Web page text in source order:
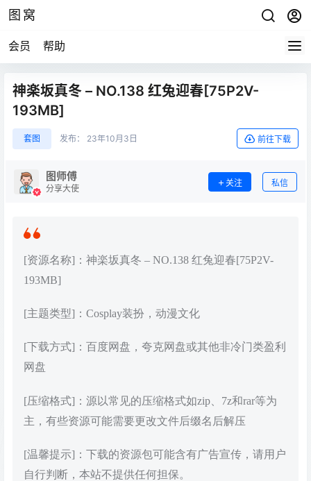
图窝
会员 帮助
神楽坂真冬 – NO.138 红兔迎春[75P2V-
193MB]
套图 发布： 23年10月3日 前往下载
图师傅
分享大使
关注 私信
[资源名称]：神楽坂真冬 – NO.138 红兔迎春[75P2V-
193MB]
[主题类型]：Cosplay装扮，动漫文化
[下载方式]：百度网盘，夸克网盘或其他非冷门类盈利
网盘
[压缩格式]：源以常见的压缩格式如zip、7z和rar等为
主，有些资源可能需要更改文件后缀名后解压
[温馨提示]：下载的资源包可能含有广告宣传，请用户
自行判断，本站不提供任何担保。